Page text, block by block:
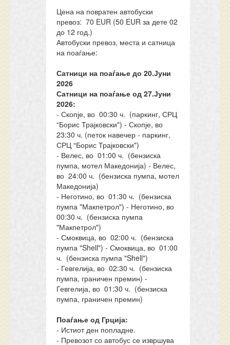
Цена на повратен автобуски
превоз: 70 EUR (50 EUR за дете 02
до 12 год.)
Автобуски превоз, места и сатница
на поаѓање:
Сатници на поаѓање до 20.Јуни
2026
Сатници на поаѓање од 27.Јуни
2026:
- Скопје, во 00:30 ч. (паркинг, СРЦ
“Борис Трајковски") - Скопје, во
23:30 ч. (петок навечер - паркинг,
СРЦ “Борис Трајковски")
- Велес, во 01:00 ч. (бензиска
пумпа, мотел Македонија) - Велес,
во 24:00 ч. (бензиска пумпа, мотел
Македонија)
- Неготино, во 01:30 ч. (бензиска
пумпа "Макпетрол") - Неготино, во
00:30 ч. (бензиска пумпа
"Макпетрол")
- Смоквица, во 02:00 ч. (бензиска
пумпа "Shell") - Смоквица, во 01:00
ч. (бензиска пумпа "Shell")
- Гевгелија, во 02:30 ч. (бензиска
пумпа, граничен премин) -
Гевгелија, во 01:30 ч. (бензиска
пумпа, граничен премин)
Поаѓање од Грција:
- Истиот ден попладне.
- Превозот со автобус се извршува